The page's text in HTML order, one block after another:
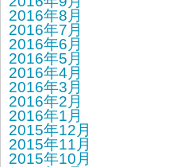
2016年8月
2016年7月
2016年6月
2016年5月
2016年4月
2016年3月
2016年2月
2016年1月
2015年12月
2015年11月
2015年10月